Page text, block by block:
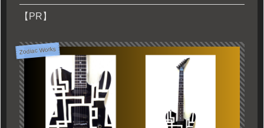
【PR】
Zodiac Works